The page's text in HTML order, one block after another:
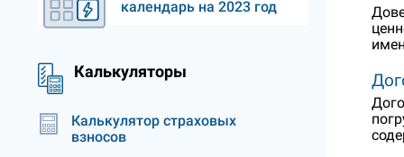
календарь на 2023 год
Калькуляторы
Калькулятор страховых
взносов